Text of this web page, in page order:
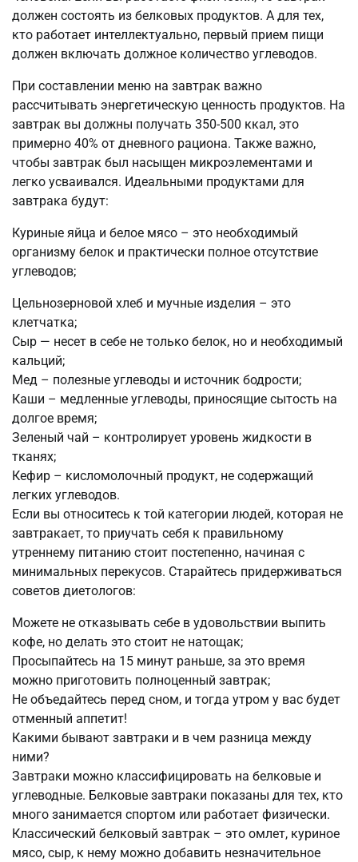
должен состоять из белковых продуктов. А для тех,
кто работает интеллектуально, первый прием пищи
должен включать должное количество углеводов.
При составлении меню на завтрак важно
рассчитывать энергетическую ценность продуктов. На
завтрак вы должны получать 350-500 ккал, это
примерно 40% от дневного рациона. Также важно,
чтобы завтрак был насыщен микроэлементами и
легко усваивался. Идеальными продуктами для
завтрака будут:
Куриные яйца и белое мясо – это необходимый
организму белок и практически полное отсутствие
углеводов;
Цельнозерновой хлеб и мучные изделия – это
клетчатка;
Сыр — несет в себе не только белок, но и необходимый
кальций;
Мед – полезные углеводы и источник бодрости;
Каши – медленные углеводы, приносящие сытость на
долгое время;
Зеленый чай – контролирует уровень жидкости в
тканях;
Кефир – кисломолочный продукт, не содержащий
легких углеводов.
Если вы относитесь к той категории людей, которая не
завтракает, то приучать себя к правильному
утреннему питанию стоит постепенно, начиная с
минимальных перекусов. Старайтесь придерживаться
советов диетологов:
Можете не отказывать себе в удовольствии выпить
кофе, но делать это стоит не натощак;
Просыпайтесь на 15 минут раньше, за это время
можно приготовить полноценный завтрак;
Не объедайтесь перед сном, и тогда утром у вас будет
отменный аппетит!
Какими бывают завтраки и в чем разница между
ними?
Завтраки можно классифицировать на белковые и
углеводные. Белковые завтраки показаны для тех, кто
много занимается спортом или работает физически.
Классический белковый завтрак – это омлет, куриное
мясо, сыр, к нему можно добавить незначительное